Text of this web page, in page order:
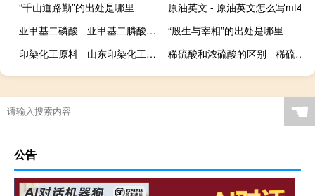
“千山道路勤”的出处是哪里
原油英文 - 原油英文怎么写mt4
亚甲基二磷酸 - 亚甲基二膦酸作用
“殷生与宰相”的出处是哪里
印染化工原料 - 山东印染化工原料
稀硫酸和浓硫酸的区别 - 稀硫酸与浓硫酸腐蚀哪种严重
☚
公告